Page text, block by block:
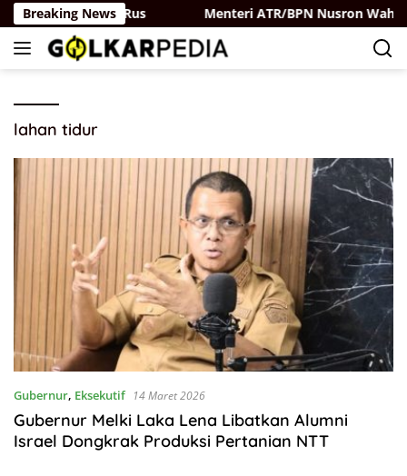
Langsung
ke
konten
Breaking News
Partai Belaya Rus Menteri ATR/BPN Nusron Wahid
lahan tidur
Gubernur, Eksekutif 14 Maret 2026
Gubernur Melki Laka Lena Libatkan Alumni
Israel Dongkrak Produksi Pertanian NTT